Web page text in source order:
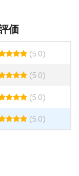
価
(5.0)
(5.0)
(5.0)
(5.0)